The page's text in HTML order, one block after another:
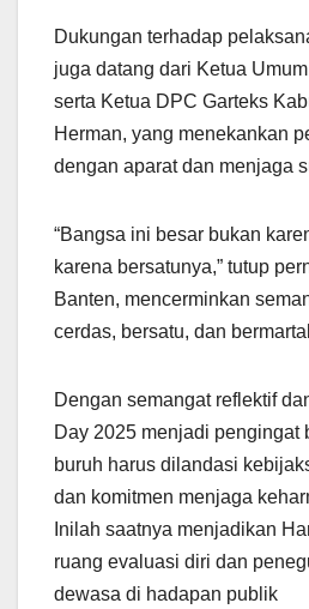
Dukungan terhadap
juga datang dari Ketua
serta Ketua DPC Garteks
Herman, yang menekankan
dengan aparat dan menjaga
“Bangsa ini besar bukan
karena bersatunya,” tutup
Banten, mencerminkan
cerdas, bersatu, dan
Dengan semangat reflektif
Day 2025 menjadi pengingat
buruh harus dilandasi
dan komitmen menjaga
Inilah saatnya menjadikan
ruang evaluasi diri dan
dewasa di hadapan publik